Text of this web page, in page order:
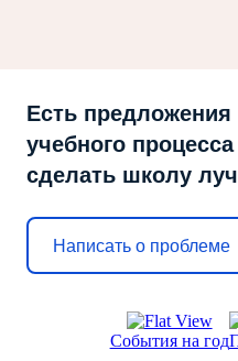
Есть предложения
учебного
сделать школу
Написать о проблеме
События на год